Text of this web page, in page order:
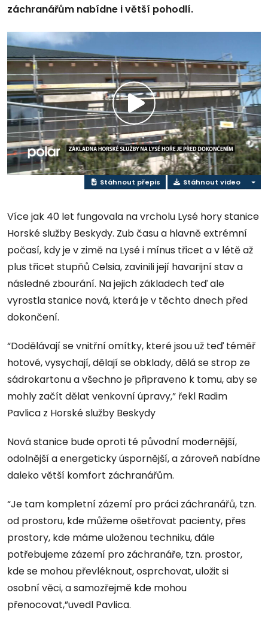
záchranářům nabídne i větší pohodlí.
Přehrát
video
Stáhnout přepis Stáhnout video
Více jak 40 let fungovala na vrcholu Lysé hory stanice
Horské služby Beskydy. Zub času a hlavně extrémní
počasí, kdy je v zimě na Lysé i mínus třicet a v létě až
plus třicet stupňů Celsia, zavinili její havarijní stav a
následné zbourání. Na jejich základech teď ale
vyrostla stanice nová, která je v těchto dnech před
dokončení.
“Dodělávají se vnitřní omítky, které jsou už teď téměř
hotové, vysychají, dělají se obklady, dělá se strop ze
sádrokartonu a všechno je připraveno k tomu, aby se
mohly začít dělat venkovní úpravy,” řekl Radim
Pavlica z Horské služby Beskydy
Nová stanice bude oproti té původní modernější,
odolnější a energeticky úspornější, a zároveň nabídne
daleko větší komfort záchranářům.
“Je tam kompletní zázemí pro práci záchranářů, tzn.
od prostoru, kde můžeme ošetřovat pacienty, přes
prostory, kde máme uloženou techniku, dále
potřebujeme zázemí pro záchranáře, tzn. prostor,
kde se mohou převléknout, osprchovat, uložit si
osobní věci, a samozřejmě kde mohou
přenocovat,”uvedl Pavlica.